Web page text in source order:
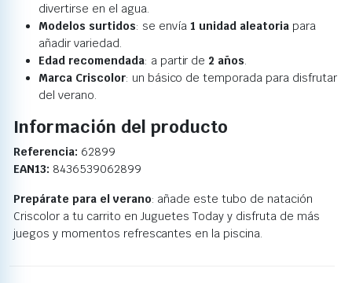
divertirse en el agua.
Modelos surtidos: se envía1 unidad aleatoriapara
añadir variedad.
Edad recomendada: a partir de 2 años.
Marca Criscolor: un básico de temporada para disfrutar
del verano.
Información del producto
Referencia: 62899
EAN13: 8436539062899
Prepárate para el verano: añade este tubo de natación
Criscolor a tu carrito en Juguetes Today y disfruta de más
juegos y momentos refrescantes en la piscina.